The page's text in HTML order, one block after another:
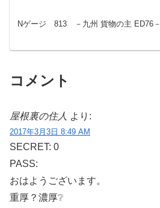
Nゲージ 813 －九州 貨物の主 ED76－
コメント
屋根裏の住人 より:
2017年3月3日 8:49 AM
SECRET: 0
PASS:
おはようございます。
重厚？濃厚❔